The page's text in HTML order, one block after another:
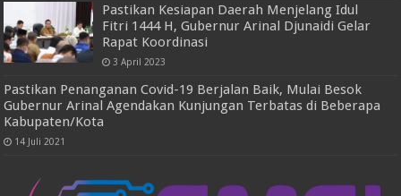
Pastikan Kesiapan Daerah Menjelang Idul
Fitri 1444 H, Gubernur Arinal Djunaidi Gelar
Rapat Koordinasi
3 April 2023
Pastikan Penanganan Covid-19 Berjalan Baik, Mulai Besok
Gubernur Arinal Agendakan Kunjungan Terbatas di Beberapa
Kabupaten/Kota
14 Juli 2021